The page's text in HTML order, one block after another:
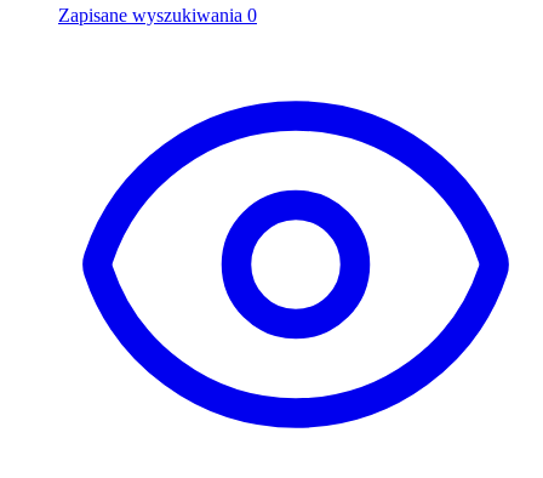
Zapisane wyszukiwania 0